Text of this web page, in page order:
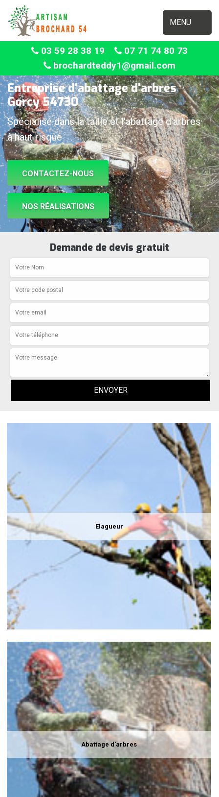
MENU
03 59 28 38 19
07 71 74 80 73
brochardteddy1@gmail.com
Entreprise d'abattage d'arbres
Gorcy 54730
Spécialisé dans la taille et l'abattage d'arbres
à haut risque
CONTACTEZ-NOUS
NOS RÉALISATIONS
Demande de devis gratuit
Elagueur
Abattage d'arbres